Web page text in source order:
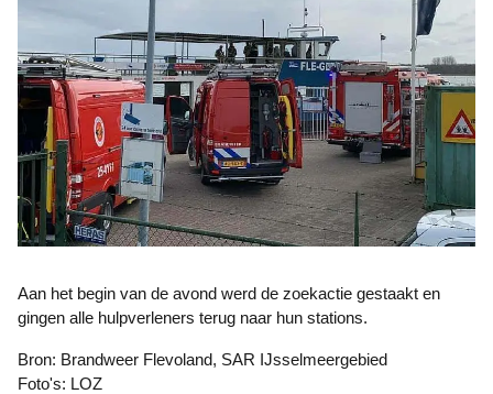
Aan het begin van de avond werd de zoekactie gestaakt en
gingen alle hulpverleners terug naar hun stations.
Bron: Brandweer Flevoland, SAR IJsselmeergebied
Foto's: LOZ